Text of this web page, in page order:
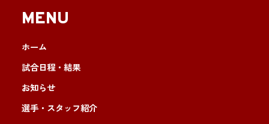
MENU
ホーム
試合日程・結果
お知らせ
選手・スタッフ紹介